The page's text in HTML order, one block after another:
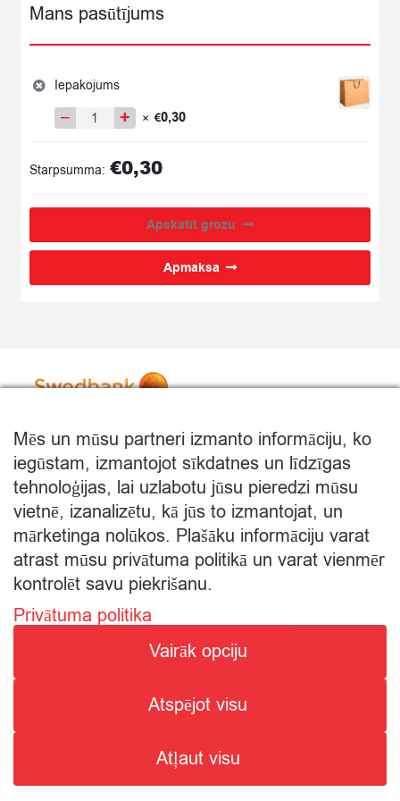
Mans pasūtījums
Iepakojums
−
Iepakojums+ × €0,30
Starpsumma: €0,30
Apskatīt grozu
Apmaksa
SPECIĀLĀ ATĻAUJA ALKOHOLISKO DZĒRIENU
MAZUMTIRDZNIECĪBAI: SĒRIJA MT Nr. 00000000736.
1
Mēs un mūsu partneri izmanto informāciju, ko
iegūstam, izmantojot sīkdatnes un līdzīgas
tehnoloģijas, lai uzlabotu jūsu pieredzi mūsu
vietnē, izanalizētu, kā jūs to izmantojat, un
mārketinga nolūkos. Plašāku informāciju varat
atrast mūsu privātuma politikā un varat vienmēr
kontrolēt savu piekrišanu.
Privātuma politika
Vairāk opciju
Atspējot visu
Atļaut visu